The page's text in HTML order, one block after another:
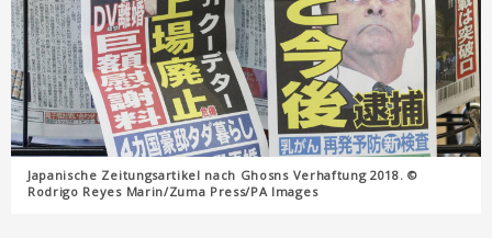
Japanische Zeitungsartikel nach Ghosns Verhaftung 2018. ©
Rodrigo Reyes Marin/Zuma Press/PA Images